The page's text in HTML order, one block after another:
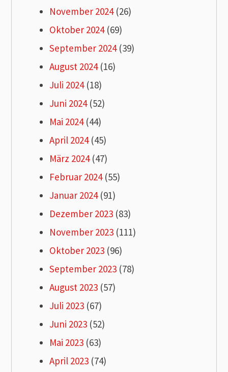
November 2024(26)
Oktober 2024(69)
September 2024(39)
August 2024(16)
Juli 2024(18)
Juni 2024(52)
Mai 2024(44)
April 2024(45)
März 2024(47)
Februar 2024(55)
Januar 2024(91)
Dezember 2023 (83)
November 2023 (111)
Oktober 2023 (96)
September 2023 (78)
August 2023 (57)
Juli 2023 (67)
Juni 2023 (52)
Mai 2023 (63)
April 2023 (74)